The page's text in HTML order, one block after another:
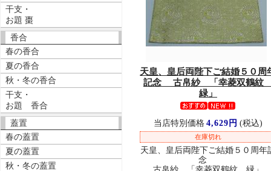
干支・
お題 棗
香合
春の香合
夏の香合
秋・冬の香合
干支・
お題 香合
蓋置
春の蓋置
夏の蓋置
秋・冬の蓋置
天皇、皇后両陛下ご結婚５０周
記念 古帛紗 「幸菱双鶴
緑」
当店特別価格 4,629円 (税込)
在庫切れ
天皇、皇后両陛下ご結婚５０周年
念